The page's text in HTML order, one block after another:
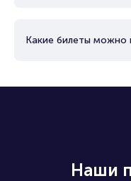
Какие билеты можно
Наши